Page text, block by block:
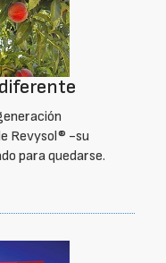
Revysol® -su
para quedarse.